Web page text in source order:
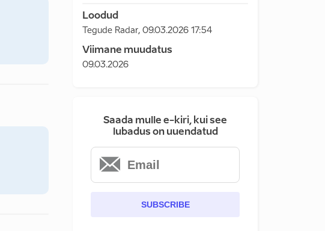
Loodud
Tegude Radar, 09.03.2026 17:54
Viimane muudatus
09.03.2026
Saada mulle e-kiri, kui see
lubadus on uuendatud
SUBSCRIBE